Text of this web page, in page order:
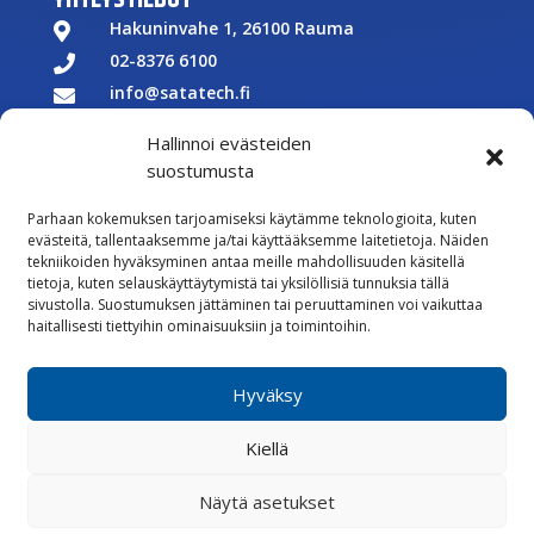
Hallinnoi evästeiden
suostumusta
Parhaan kokemuksen tarjoamiseksi käytämme teknologioita, kuten
evästeitä, tallentaaksemme ja/tai käyttääksemme laitetietoja. Näiden
tekniikoiden hyväksyminen antaa meille mahdollisuuden käsitellä
tietoja, kuten selauskäyttäytymistä tai yksilöllisiä tunnuksia tällä
sivustolla. Suostumuksen jättäminen tai peruuttaminen voi vaikuttaa
haitallisesti tiettyihin ominaisuuksiin ja toimintoihin.
Hyväksy
Kiellä
Näytä asetukset
 Hakuninvahe 1, 26100 Rauma
 02-8376 6100
 info@satatech.fi
Y-tunnus: 2575266-3
 Töihin meille
 Lähetä meille palautetta
 Seuraa meitä Facebookissa
Vastuullisuus